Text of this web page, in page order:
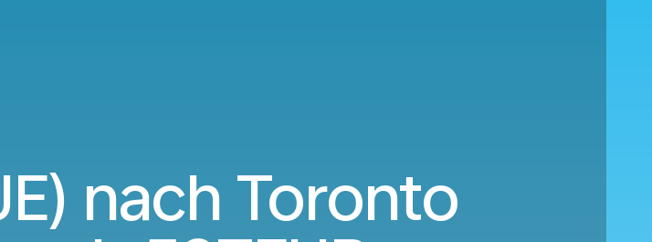
nach Toronto